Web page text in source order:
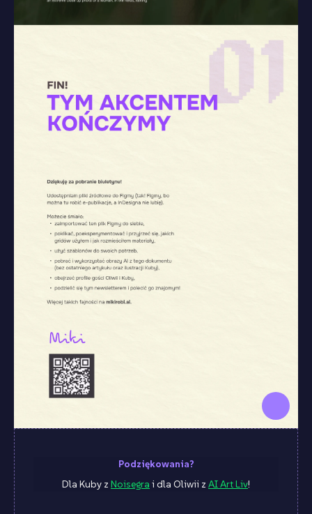
Podziękowania?
Dla Kuby z Noisegra i dla Oliwii z AI Art Liv!